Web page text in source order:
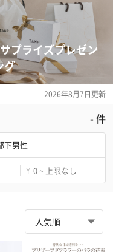
プライズプレゼン
グ
2026年8月7日更新
-件
下男性
¥ 0 ~ 上限なし